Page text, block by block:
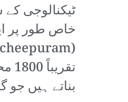
ٹیکنالوجی
خاص طور پر
بناتے ہیں جو گزشتہ